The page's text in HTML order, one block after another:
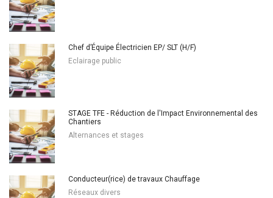
Chef d’Équipe Électricien EP/ SLT (H/F)
Eclairage public
STAGE TFE - Réduction de l'Impact Environnemental des
Chantiers
Alternances et stages
Conducteur(rice) de travaux Chauffage
Réseaux divers